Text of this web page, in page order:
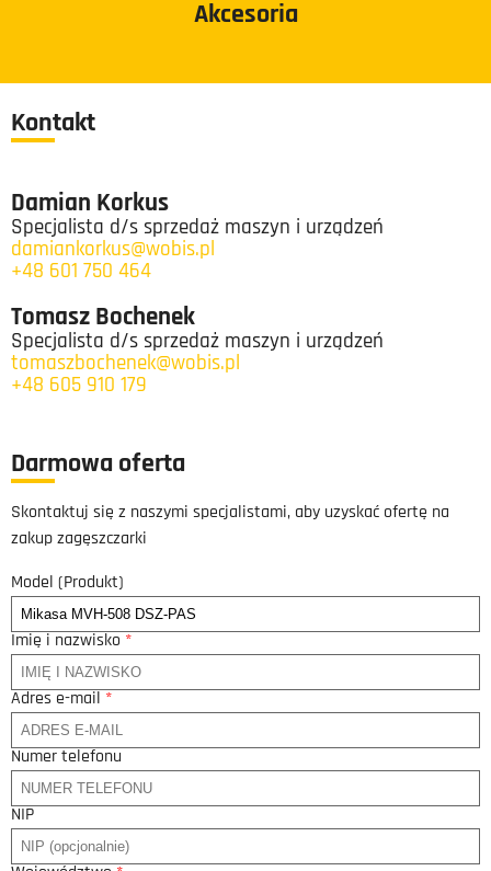
Akcesoria
Kontakt
Damian Korkus
Specjalista d/s sprzedaż maszyn i urządzeń
damiankorkus@wobis.pl
+48 601 750 464
Tomasz Bochenek
Specjalista d/s sprzedaż maszyn i urządzeń
tomaszbochenek@wobis.pl
+48 605 910 179
Darmowa oferta
Skontaktuj się z naszymi specjalistami, aby uzyskać ofertę na
zakup zagęszczarki
Model (Produkt)
Imię i nazwisko *
Adres e-mail *
Numer telefonu
NIP